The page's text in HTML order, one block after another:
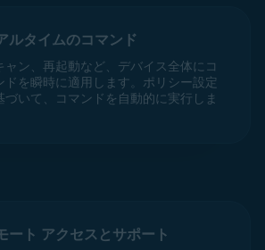
ルタイムのコマンド
ャン、再起動など、デバイス全体にコ
ドを瞬時に適用します。ポリシー設定
づいて、コマンドを自動的に実行しま
ート アクセスとサポート